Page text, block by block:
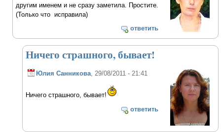
другим именем и не сразу заметила. Простите.
(Только что исправила)
ответить
Ничего страшного, бывает!
Юлия Санникова , 29/08/2011 - 21:41
Ничего страшного, бывает!
ответить